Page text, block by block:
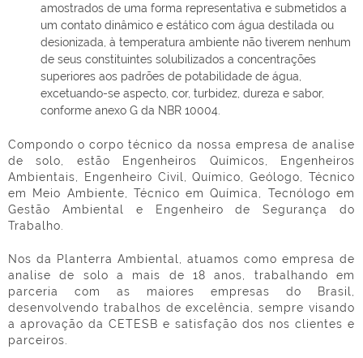
amostrados de uma forma representativa e submetidos a
um contato dinâmico e estático com água destilada ou
desionizada, à temperatura ambiente não tiverem nenhum
de seus constituintes solubilizados a concentrações
superiores aos padrões de potabilidade de água,
excetuando-se aspecto, cor, turbidez, dureza e sabor,
conforme anexo G da NBR 10004.
Compondo o corpo técnico da nossa empresa de analise
de solo , estão Engenheiros Químicos, Engenheiros
Ambientais, Engenheiro Civil, Químico, Geólogo, Técnico
em Meio Ambiente, Técnico em Química, Tecnólogo em
Gestão Ambiental e Engenheiro de Segurança do
Trabalho.
Nos da Planterra Ambiental, atuamos como empresa de
analise de solo a mais de 18 anos, trabalhando em
parceria com as maiores empresas do Brasil,
desenvolvendo trabalhos de excelência, sempre visando
a aprovação da CETESB e satisfação dos nos clientes e
parceiros.